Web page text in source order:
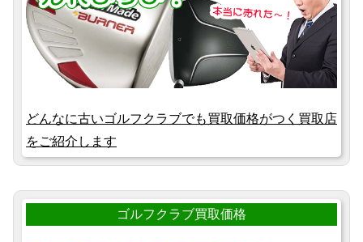
どんなに古いゴルフクラブでも買取価格がつく買取店
をご紹介します
ゴルフクラブ買取価格